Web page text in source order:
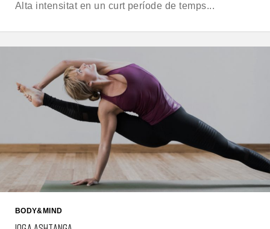
Alta intensitat en un curt període de temps...
BODY&MIND